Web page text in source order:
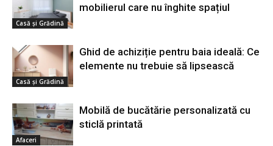
Casă şi Grădină
mobilierul care nu înghite spațiul
Casă şi Grădină
Ghid de achiziție pentru baia ideală: Ce
elemente nu trebuie să lipsească
Afaceri
Mobilă de bucătărie personalizată cu
sticlă printată